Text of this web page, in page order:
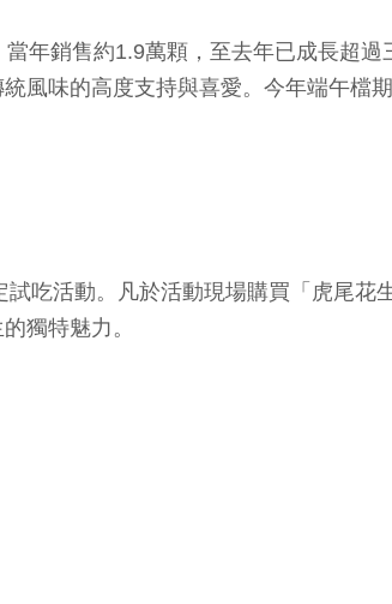
銷售約1.9萬顆，至去年已成長超過
風味的高度支持與喜愛。今年端午檔
吃活動。凡於活動現場購買「虎尾花
獨特魅力。